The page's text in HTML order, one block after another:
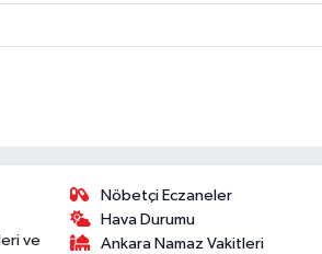
ve
Nöbetçi Eczaneler
Hava Durumu
Ankara Namaz Vakitleri